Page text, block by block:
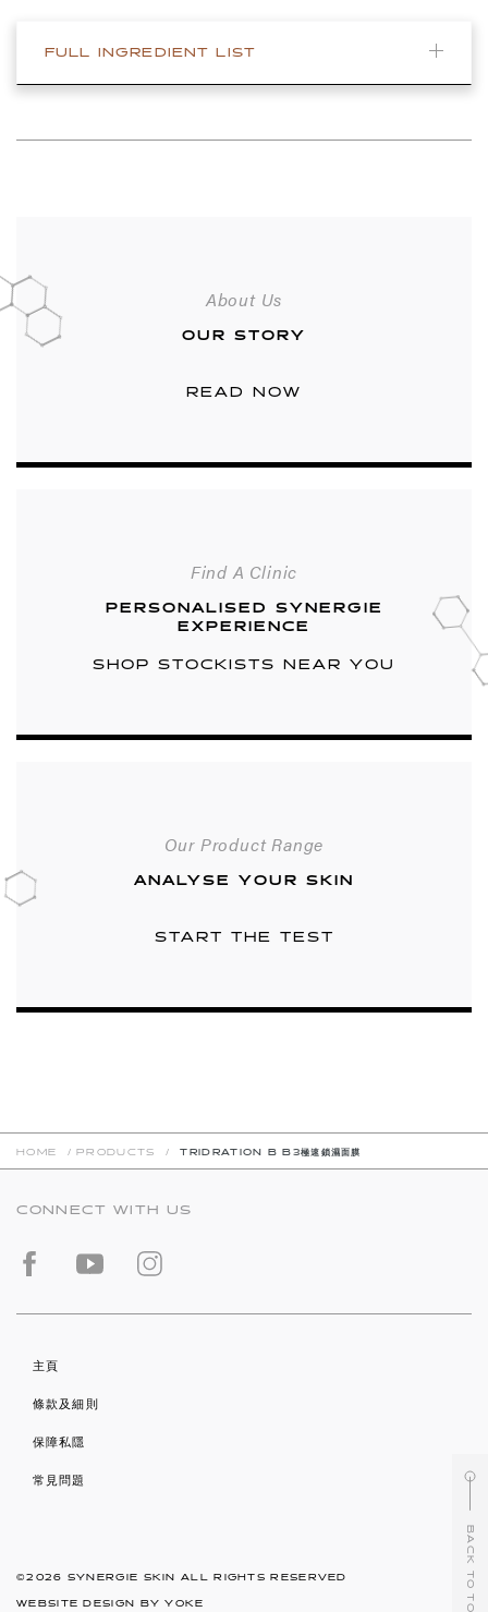
FULL INGREDIENT LIST
About Us
OUR STORY
READ NOW
Find A Clinic
PERSONALISED SYNERGIE
EXPERIENCE
SHOP STOCKISTS NEAR YOU
Our Product Range
ANALYSE YOUR SKIN
START THE TEST
HOME /PRODUCTS / TRIDRATION B B3極速鎖濕面膜
CONNECT WITH US
主頁
條款及細則
保障私隱
常見問題
©2026 SYNERGIE SKIN ALL RIGHTS RESERVED
WEBSITE DESIGN BYYOKE BACK TO TOP